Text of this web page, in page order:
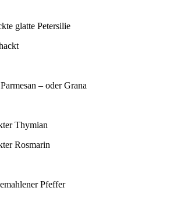
glatte Petersilie
– oder Grana
Thymian
Rosmarin
Pfeffer